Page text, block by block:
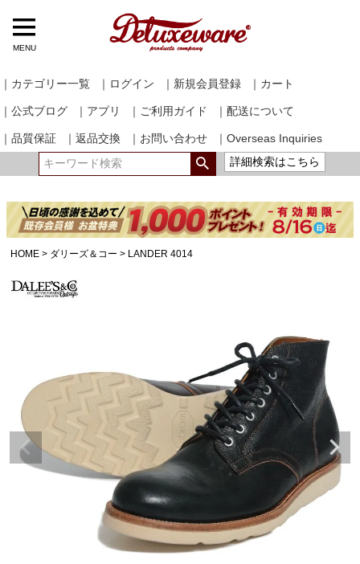
MENU
｜カテゴリー一覧 ｜ログイン ｜新規会員登録 ｜カート
｜公式ブログ ｜アプリ ｜ご利用ガイド ｜配送について
｜品質保証 ｜返品交換 ｜お問い合わせ
｜Overseas Inquiries
詳細検索はこちら
HOME ダリーズ＆コー LANDER 4014